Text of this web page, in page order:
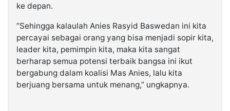
ke depan.
“Sehingga kalaulah Anies Rasyid Baswedan ini kita
percayai sebagai orang yang bisa menjadi sopir kita,
leader kita, pemimpin kita, maka kita sangat
berharap semua potensi terbaik bangsa ini ikut
bergabung dalam koalisi Mas Anies, lalu kita
berjuang bersama untuk menang,” ungkapnya.